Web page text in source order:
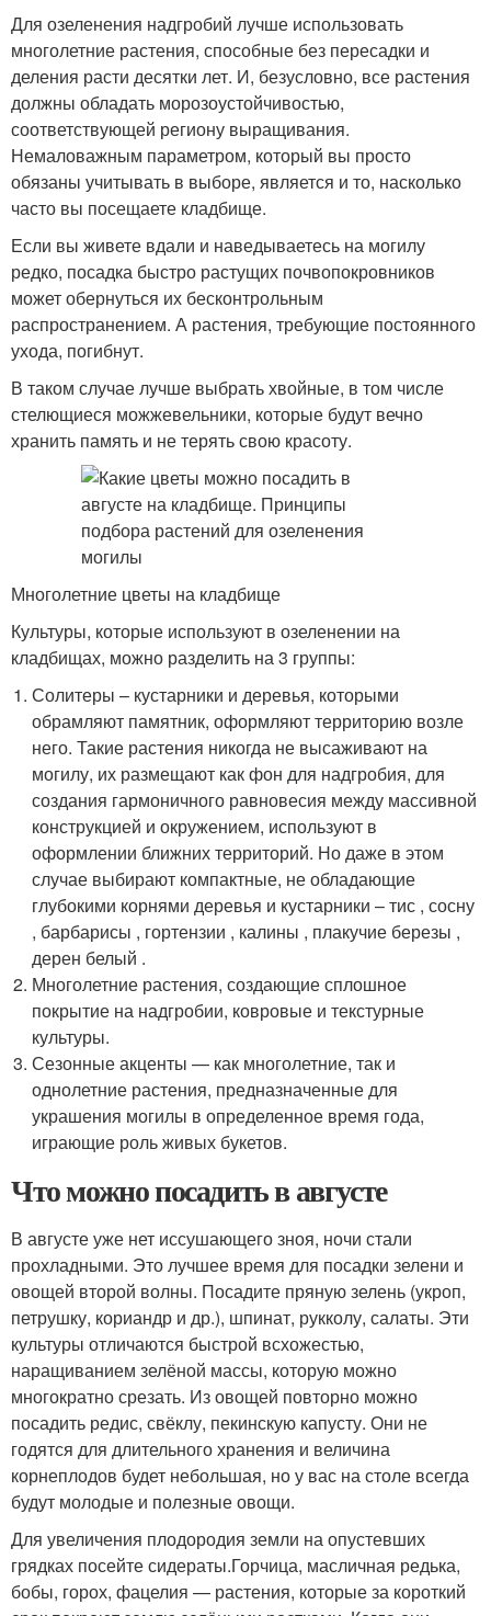
Для озеленения надгробий лучше использовать
многолетние растения, способные без пересадки и
деления расти десятки лет. И, безусловно, все растения
должны обладать морозоустойчивостью,
соответствующей региону выращивания.
Немаловажным параметром, который вы просто
обязаны учитывать в выборе, является и то, насколько
часто вы посещаете кладбище.
Если вы живете вдали и наведываетесь на могилу
редко, посадка быстро растущих почвопокровников
может обернуться их бесконтрольным
распространением. А растения, требующие постоянного
ухода, погибнут.
В таком случае лучше выбрать хвойные, в том числе
стелющиеся можжевельники, которые будут вечно
хранить память и не терять свою красоту.
Многолетние цветы на кладбище
Культуры, которые используют в озеленении на
кладбищах, можно разделить на 3 группы:
Солитеры – кустарники и деревья, которыми
обрамляют памятник, оформляют территорию возле
него. Такие растения никогда не высаживают на
могилу, их размещают как фон для надгробия, для
создания гармоничного равновесия между массивной
конструкцией и окружением, используют в
оформлении ближних территорий. Но даже в этом
случае выбирают компактные, не обладающие
глубокими корнями деревья и кустарники – тис , сосну
, барбарисы , гортензии , калины , плакучие березы ,
дерен белый .
Многолетние растения, создающие сплошное
покрытие на надгробии, ковровые и текстурные
культуры.
Сезонные акценты — как многолетние, так и
однолетние растения, предназначенные для
украшения могилы в определенное время года,
играющие роль живых букетов.
Что можно посадить в августе
В августе уже нет иссушающего зноя, ночи стали
прохладными. Это лучшее время для посадки зелени и
овощей второй волны. Посадите пряную зелень (укроп,
петрушку, кориандр и др.), шпинат, рукколу, салаты. Эти
культуры отличаются быстрой всхожестью,
наращиванием зелёной массы, которую можно
многократно срезать. Из овощей повторно можно
посадить редис, свёклу, пекинскую капусту. Они не
годятся для длительного хранения и величина
корнеплодов будет небольшая, но у вас на столе всегда
будут молодые и полезные овощи.
Для увеличения плодородия земли на опустевших
грядках посейте сидераты.Горчица, масличная редька,
бобы, горох, фацелия — растения, которые за короткий